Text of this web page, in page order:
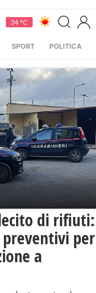
34 °C
SPORT POLITICA
di rifiuti:
per
a